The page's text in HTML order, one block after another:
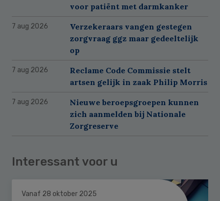
voor patiënt met darmkanker
7 aug 2026
Verzekeraars vangen gestegen
zorgvraag ggz maar gedeeltelijk
op
7 aug 2026
Reclame Code Commissie stelt
artsen gelijk in zaak Philip Morris
7 aug 2026
Nieuwe beroepsgroepen kunnen
zich aanmelden bij Nationale
Zorgreserve
Interessant voor u
Vanaf 28 oktober 2025